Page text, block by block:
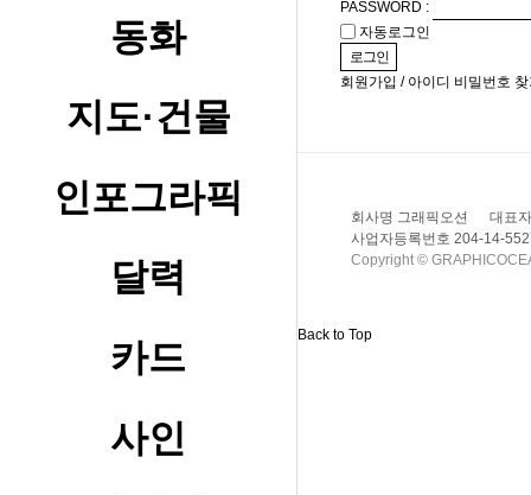
동화
지도·건물
인포그라픽
달력
카드
사인
PASSWORD :
자동로그인
회원가입 / 아이디 비밀번호
회사명 그래픽오션
대표
사업자등록번호 204-14-
Copyright ©
Back to Top